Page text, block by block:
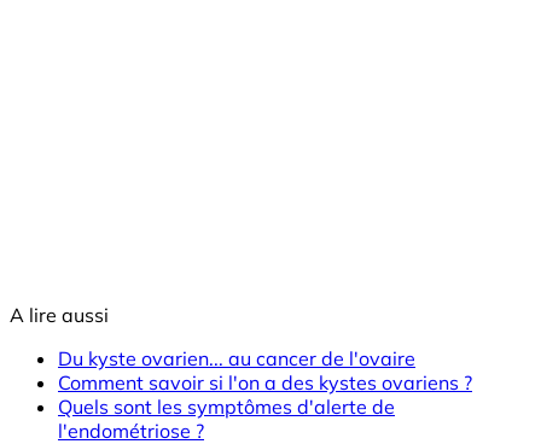
A lire aussi
Du kyste ovarien... au cancer de l'ovaire
Comment savoir si l'on a des kystes ovariens ?
Quels sont les symptômes d'alerte de
l'endométriose ?